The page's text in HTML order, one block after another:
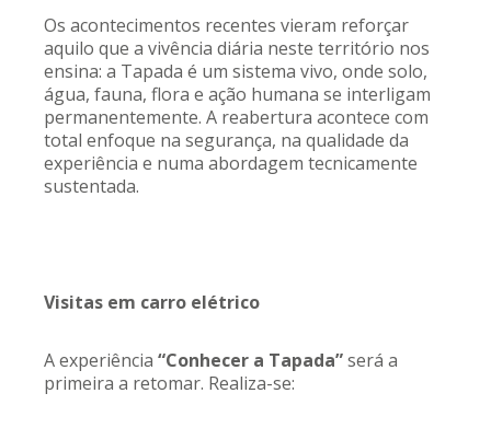
Os acontecimentos recentes vieram reforçar
aquilo que a vivência diária neste território nos
ensina: a Tapada é um sistema vivo, onde solo,
água, fauna, flora e ação humana se interligam
permanentemente. A reabertura acontece com
total enfoque na segurança, na qualidade da
experiência e numa abordagem tecnicamente
sustentada.
Visitas em carro elétrico
A experiência “Conhecer a Tapada”será a
primeira a retomar. Realiza-se: